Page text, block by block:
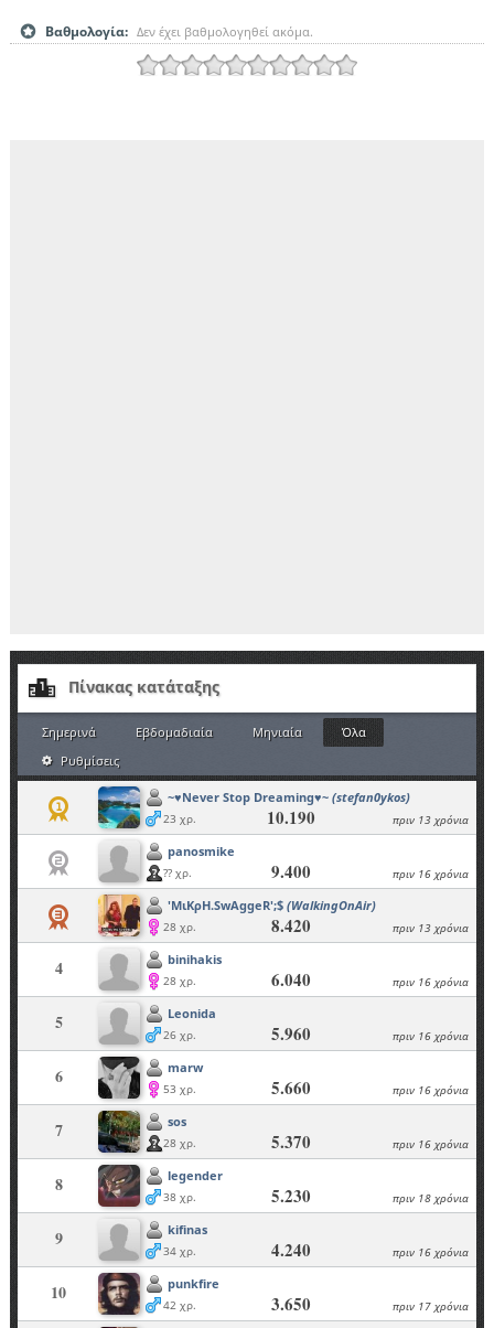
Βαθμολογία: Δεν έχει βαθμολογηθεί ακόμα.
Πίνακας κατάταξης
Σημερινά Εβδομαδιαία Μηνιαία
Όλα
Ρυθμίσεις
~♥Never Stop Dreaming♥~ (stefan0ykos)
23 χρ. πριν 13 χρόνια
10.190
panosmike
?? χρ. πριν 16 χρόνια
9.400
'ΜιΚρΗ.SwAggeR';$ (WalkingOnAir)
28 χρ. πριν 13 χρόνια
8.420
4 binihakis
28 χρ. πριν 16 χρόνια
6.040
5 Leonida
26 χρ. πριν 16 χρόνια
5.960
6 marw
53 χρ. πριν 16 χρόνια
5.660
7 sos
28 χρ. πριν 16 χρόνια
5.370
8 legender
38 χρ. πριν 18 χρόνια
5.230
9 kifinas
34 χρ. πριν 16 χρόνια
4.240
10 punkfire
42 χρ. πριν 17 χρόνια
3.650